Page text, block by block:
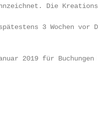
Die
3 Wochen vor
2019 für